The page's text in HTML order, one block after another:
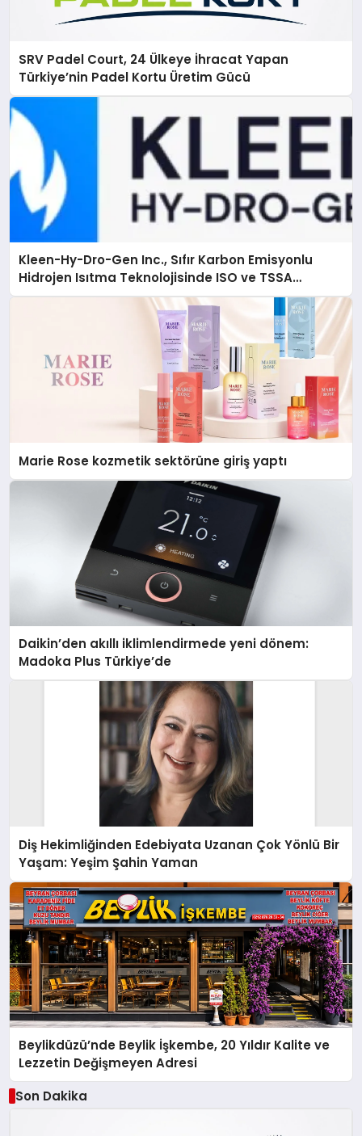
SRV Padel Court, 24 Ülkeye İhracat Yapan
Türkiye’nin Padel Kortu Üretim Gücü
Kleen-Hy-Dro-Gen Inc., Sıfır Karbon Emisyonlu
Hidrojen Isıtma Teknolojisinde ISO ve TSSA
Düzenleyici Onaylarını Aldı
Marie Rose kozmetik sektörüne giriş yaptı
Daikin’den akıllı iklimlendirmede yeni dönem:
Madoka Plus Türkiye’de
Diş Hekimliğinden Edebiyata Uzanan Çok Yönlü Bir
Yaşam: Yeşim Şahin Yaman
Beylikdüzü’nde Beylik İşkembe, 20 Yıldır Kalite ve
Lezzetin Değişmeyen Adresi
Son Dakika